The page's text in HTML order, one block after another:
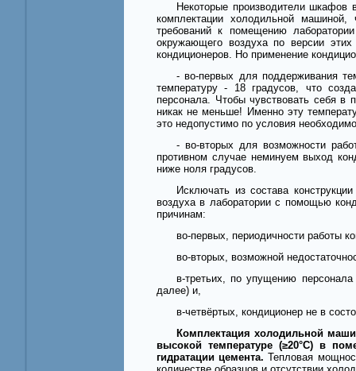
Некоторые производители шкафов
комплектации холодильной
требований к помещению
окружающего воздуха по версии
кондиционеров. Но применение
- во-первых для поддерживания
температуру - 18 градусов, что
персонала. Чтобы чувствовать себя
никак не меньше! Именно эту
это недопустимо по условия
- во-вторых для возможности
противном случае неминуем выход
ниже ноля градусов.
Исключать из состава
воздуха в лаборатории с помощью
причинам:
во-первых, периодичности работы
во-вторых, возможной
в-третьих, по упущению
далее) и,
в-четвёртых, кондиционер не в
Комплектация холодильной
высокой температуре (≥20°С) в
гидратации цемента. Тепловая